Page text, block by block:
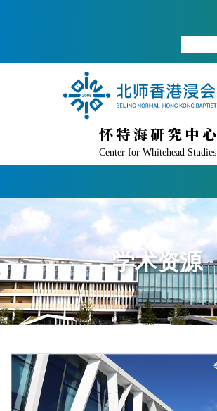
怀特海研究中心
Center for Whitehead Studies
学术资源